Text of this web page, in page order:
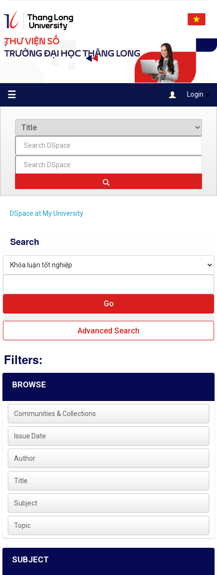
navigation
☰ Login
DSpace at My University
Search
Advanced Search
Filters:
BROWSE
Communities & Collections
Issue Date
Author
Title
Subject
Topic
SUBJECT